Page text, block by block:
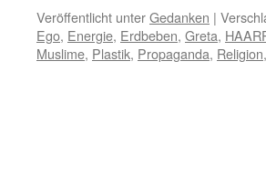
Veröffentlicht unterGedanken |
Ego, Energie, Erdbeben, Greta,
Muslime, Plastik, Propaganda, Religion,